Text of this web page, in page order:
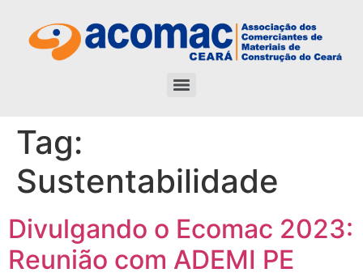
Tag:
Sustentabilidade
Divulgando o Ecomac 2023:
Reunião com ADEMI PE